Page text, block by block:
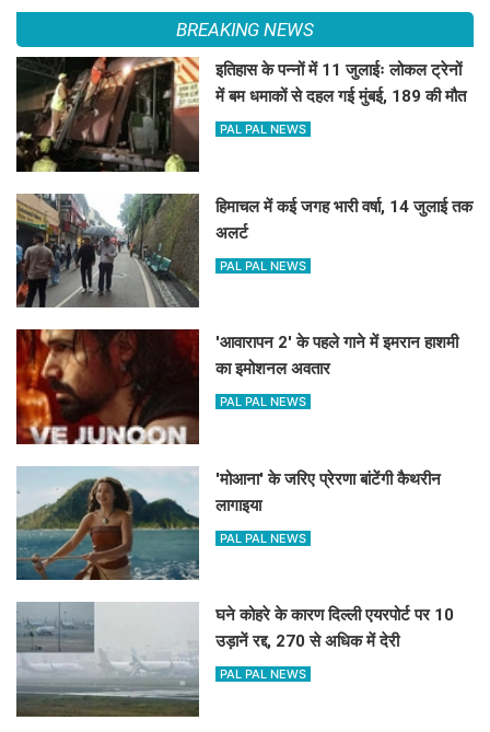
BREAKING NEWS
इतिहास के पन्नों में 11 जुलाईः लोकल ट्रेनों
में बम धमाकों से दहल गई मुंबई, 189 की मौत
PAL PAL NEWS
हिमाचल में कई जगह भारी वर्षा, 14 जुलाई तक
अलर्ट
PAL PAL NEWS
'आवारापन 2' के पहले गाने में इमरान हाशमी
का इमोशनल अवतार
PAL PAL NEWS
'मोआना' के जरिए प्रेरणा बांटेंगी कैथरीन
लागाइया
PAL PAL NEWS
घने कोहरे के कारण दिल्ली एयरपोर्ट पर 10
उड़ानें रद्द, 270 से अधिक में देरी
PAL PAL NEWS